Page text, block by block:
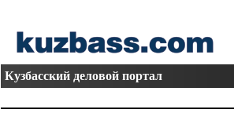
Кузбасский деловой портал